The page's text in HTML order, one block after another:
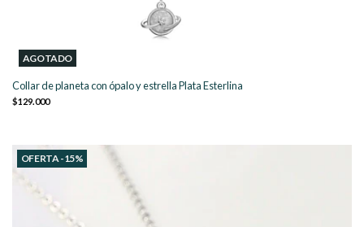
AGOTADO
Collar de planeta con ópalo y estrella Plata Esterlina
$129.000
OFERTA -15%